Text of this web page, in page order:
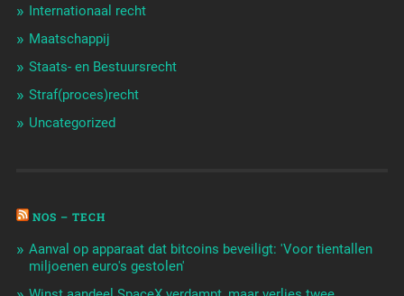
Internationaal recht
Maatschappij
Staats- en Bestuursrecht
Straf(proces)recht
Uncategorized
NOS – TECH
Aanval op apparaat dat bitcoins beveiligt: 'Voor tientallen
miljoenen euro's gestolen'